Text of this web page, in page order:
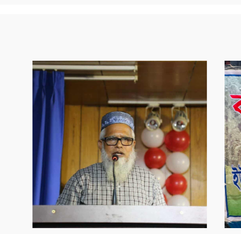
নবীনবরণ - ২০২৫